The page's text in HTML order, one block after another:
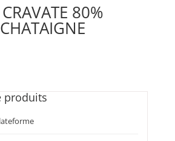
80%
produits